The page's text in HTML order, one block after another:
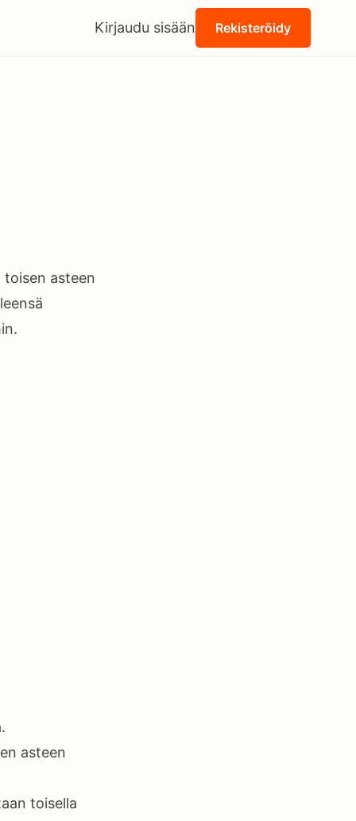
Kirjaudu sisään Rekisteröidy
toisen asteen
asteen
toisella